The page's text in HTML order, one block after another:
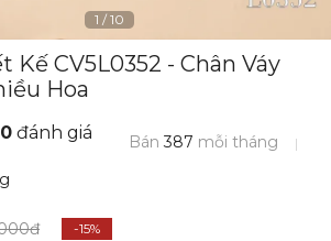
1 /10
Kế CV5L0352 - Chân Váy
Hoa
0 đánh giá Bán387 mỗi tháng
-15%